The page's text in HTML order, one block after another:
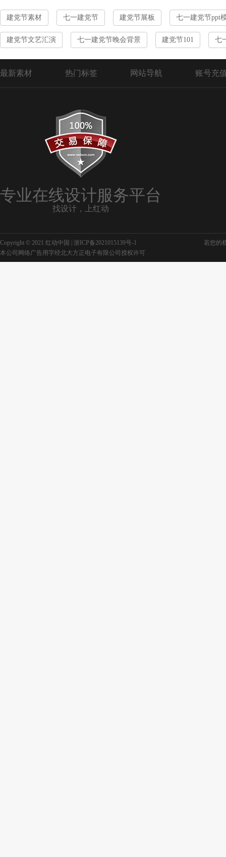
建党节素材 七一建党节 建党节展板 七一建党节ppt
建党节文艺汇演 七一建党节晚会背景 建党节101 七
最新素材 热门标签 网站导航 账号充
专业在线设计服务平台
找设计，上红动
Copyright © 2021 红动中国 | 浙ICP备2021015139号-1
若您的
本公司网络广告用字经北大方正电子有限公司授权许可